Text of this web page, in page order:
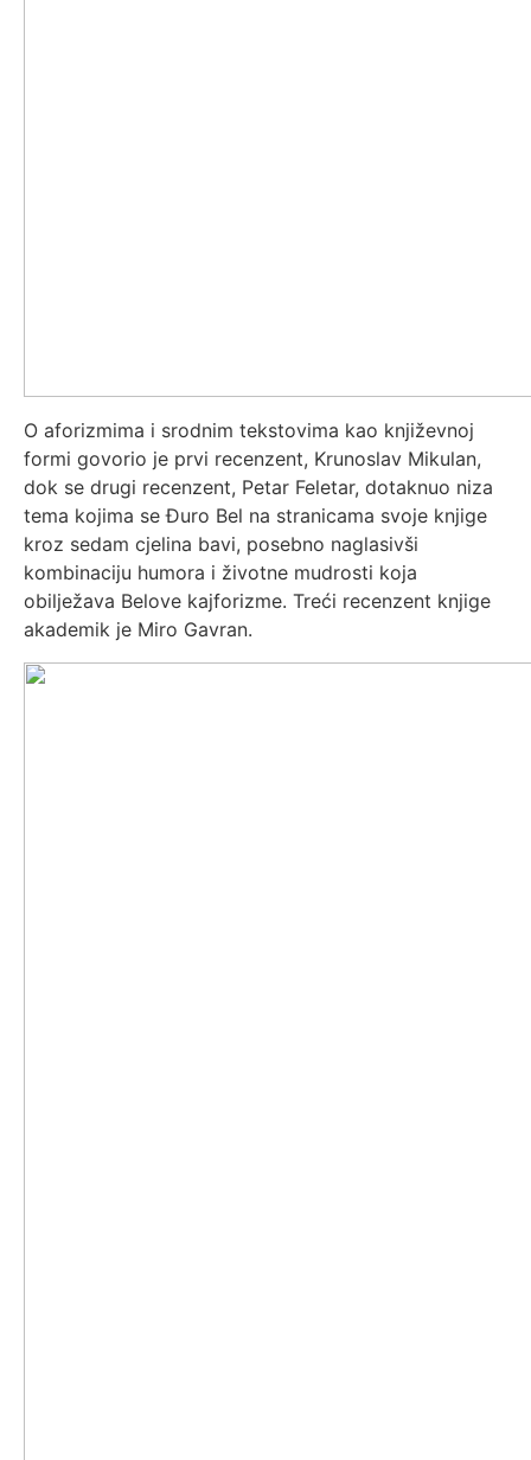
O aforizmima i srodnim tekstovima kao književnoj
formi govorio je prvi recenzent, Krunoslav Mikulan,
dok se drugi recenzent, Petar Feletar, dotaknuo niza
tema kojima se Đuro Bel na stranicama svoje knjige
kroz sedam cjelina bavi, posebno naglasivši
kombinaciju humora i životne mudrosti koja
obilježava Belove kajforizme. Treći recenzent knjige
akademik je Miro Gavran.